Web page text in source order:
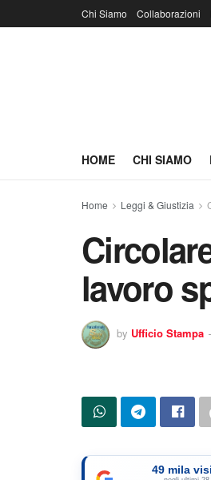
Chi Siamo Collaborazioni
HOME CHI SIAMO
Home Leggi & Giustizia
lavoro
by Ufficio Stampa
49 mila